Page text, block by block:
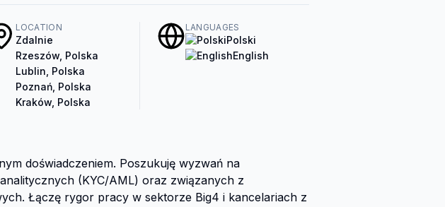
LOCATION
Zdalnie
Rzeszów, Polska
Lublin, Polska
Poznań, Polska
Kraków, Polska
LANGUAGES
Polski
English
doświadczeniem. Poszukuję wyzwań na
(KYC/AML) oraz związanych z
Łączę rygor pracy w sektorze Big4 i kancelariach z